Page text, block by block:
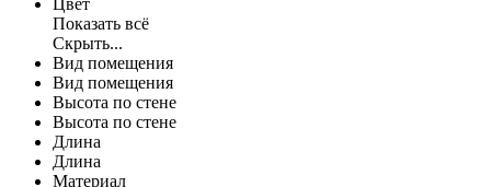
Показать всё
Скрыть...
Вид помещения
Вид помещения
Высота по стене
Высота по стене
Длина
Длина
Материал